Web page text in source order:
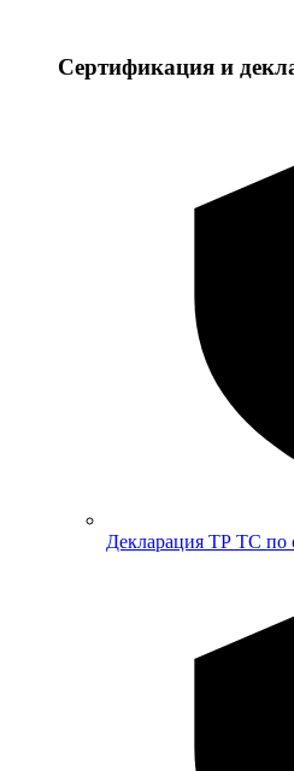
Сертификация и
Декларация ТР ТС по